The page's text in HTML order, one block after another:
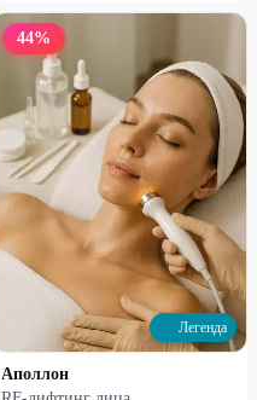
44%
Легенда
Аполлон